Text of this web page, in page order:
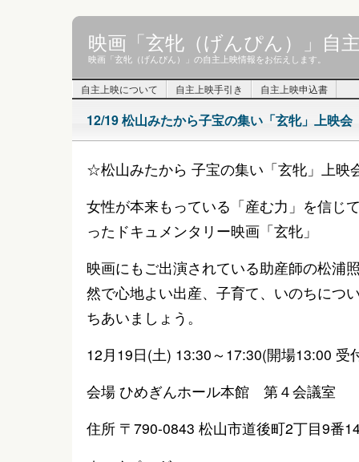
映画「玄牝（げんぴん）」自
映画「玄牝（げんぴん）」の自主上映情報をお伝えします。
自主上映について 自主上映手引き 自主上映申込書
12/19 松山みたから子宝の集い「玄牝」上映会
☆松山みたから 子宝の集い「玄牝」上
女性が本来もっている「産む力」を信じ
ったドキュメンタリー映画「玄牝」
映画にもご出演されている助産師の松浦
然で心地よい出産、子育て、いのちにつ
ちあいましょう。
12月19日(土) 13:30～17:30(開場13:00 受
会場 ひめぎんホール本館 第４会議室
住所 〒790-0843 松山市道後町2丁目9番